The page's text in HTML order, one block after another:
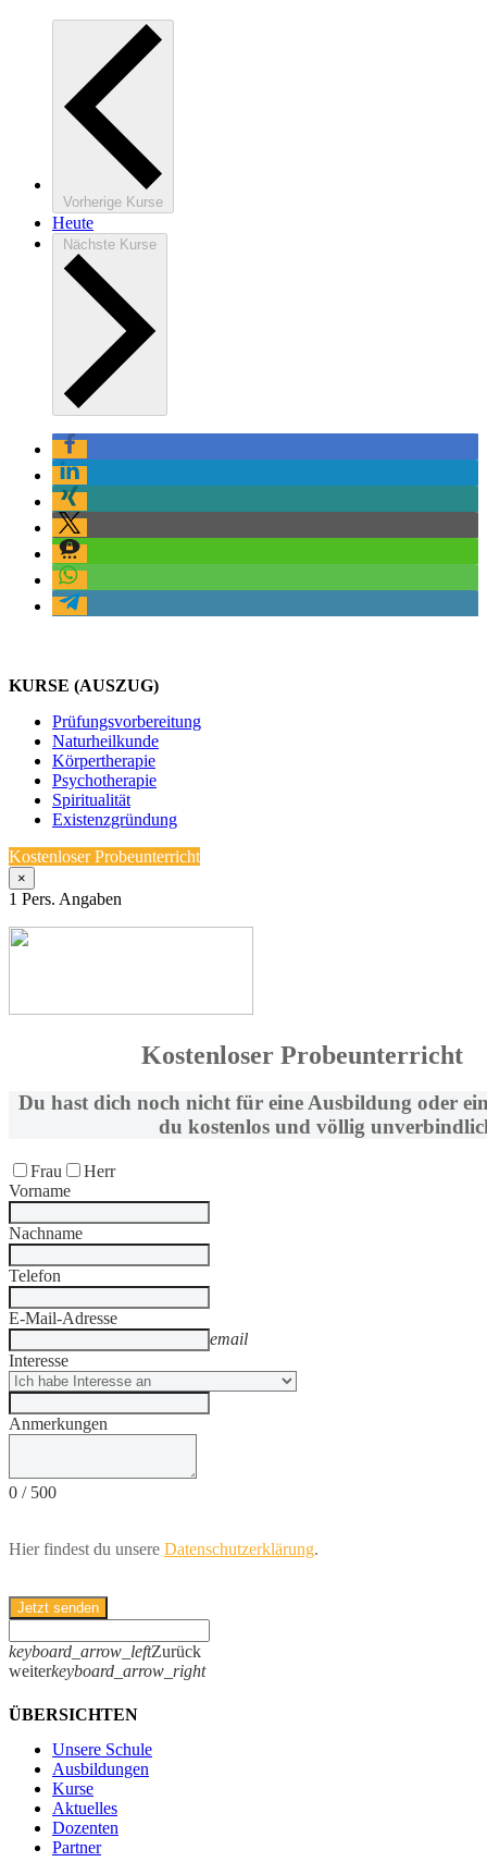
Vorherige Kurse
Heute
Nächste Kurse
KURSE (AUSZUG)
Prüfungsvorbereitung
Naturheilkunde
Körpertherapie
Psychotherapie
Spiritualität
Existenzgründung
Kostenloser Probeunterricht
×
1 Pers. Angaben
Kostenloser Probeunterricht
Du hast dich noch nicht für eine Ausbildung oder
du kostenlos und völlig
Frau
Herr
Vorname
Nachname
Telefon
E-Mail-Adresse
email
Interesse
Anmerkungen
0 / 500
Hier findest du unsere Datenschutzerklärung.
Jetzt senden
keyboard_arrow_leftZurück
weiterkeyboard_arrow_right
ÜBERSICHTEN
Unsere Schule
Ausbildungen
Kurse
Aktuelles
Dozenten
Partner